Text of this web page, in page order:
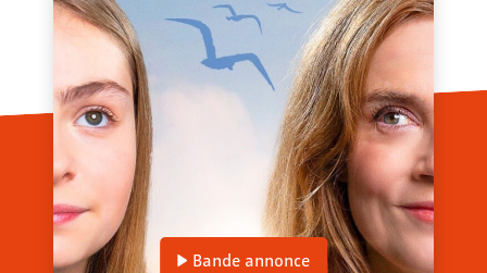
Bande annonce